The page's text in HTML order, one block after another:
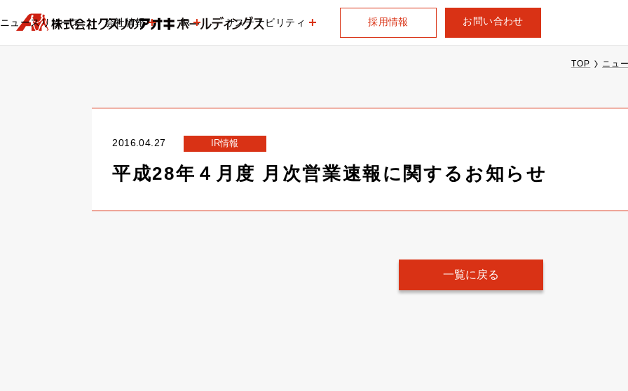
ニュースリリース 会社情報 IR サステナビリティ 採用情報 お問い合わせ
TOP ニュ
2016.04.27 IR情報
平成28年４月度 月次営業速報に関するお知らせ
一覧に戻る